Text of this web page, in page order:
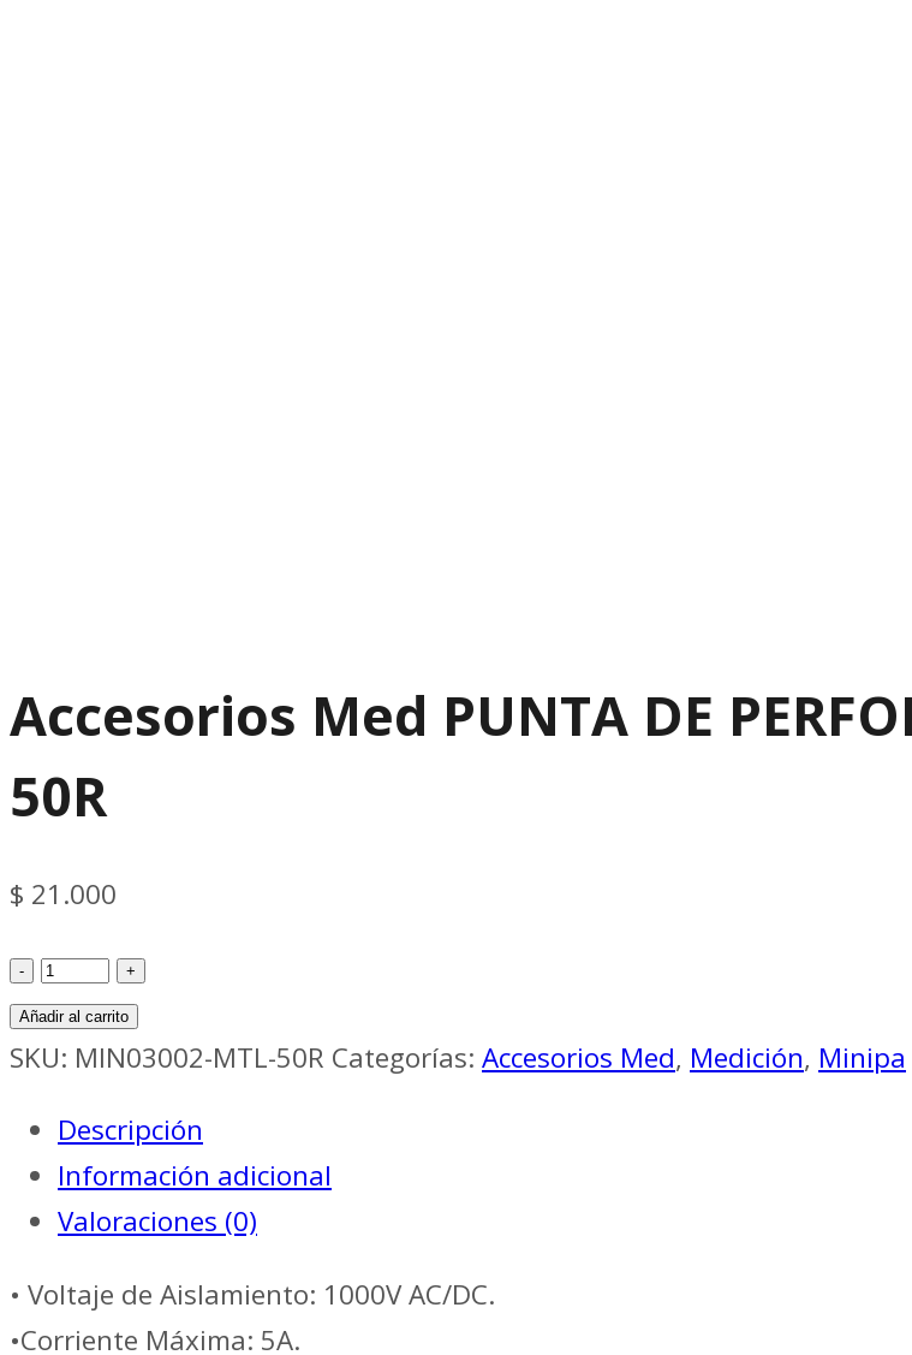
Accesorios Med PUNTA DE
50R
$ 21.000
Accesorios
Med
PUNTA
PERFORACIÓN
//
MINIPA
MTL-
50R
Añadir al carrito
SKU: MIN03002-MTL-50R Categorías: Accesorios Med, Medición, Minipa
Descripción
Información adicional
Valoraciones (0)
• Voltaje de Aislamiento: 1000V AC/DC.
•Corriente Máxima: 5A.